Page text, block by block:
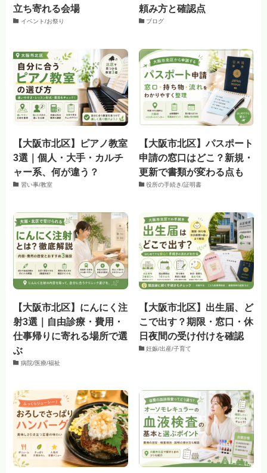
立ち寄れる会場
イベント/お祭り
頼み方と確認点
ブログ
【大阪市北区】ピアノ教室
3選｜個人・大手・カルチ
ャー系、何が違う？
習い事/教室
【大阪市北区】パスポート
申請の窓口はどこ？新規・
更新で書類が変わる点も
役所の手続き/証明書
【大阪市北区】にんにく注
射3選｜自由診療・費用・
仕事帰りに寄れる場所で選
ぶ
病院/医療/福祉
【大阪市北区】出生届、ど
こで出す？期限・窓口・休
日夜間の受け付けを確認
妊娠/出産/子育て